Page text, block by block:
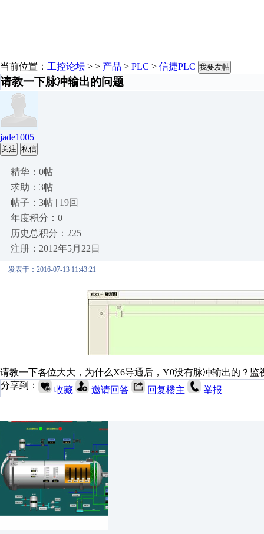
当前位置： 工控论坛 > > 产品 > PLC > 信捷PLC 我要发帖
请教一下脉冲输出的问题
jade1005
关注 私信
精华：0帖
求助：3帖
帖子：3帖 | 19回
年度积分：0
历史总积分：225
注册：2012年5月22日
发表于：2016-07-13 11:43:21
请教一下各位大大，为什么X6导通后，Y0没有脉冲输出的？监
分享到：
收藏 邀请回答 回复楼主 举报